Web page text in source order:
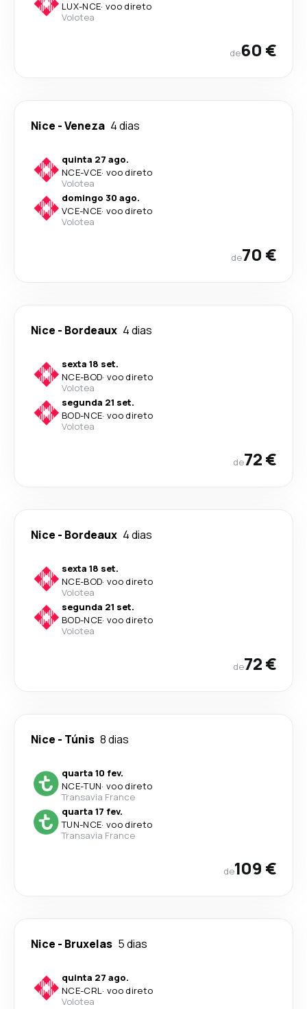
LUX-NCE· voo direto
Volotea
de60 €
Nice -Veneza 4 dias
quinta 27 ago.
NCE-VCE· voo direto
Volotea
domingo 30 ago.
VCE-NCE· voo direto
Volotea
de70 €
Nice - Bordeaux 4 dias
sexta 18 set.
NCE-BOD· voo direto
Volotea
segunda 21 set.
BOD-NCE· voo direto
Volotea
de72 €
Nice - Bordeaux 4 dias
sexta 18 set.
NCE-BOD· voo direto
Volotea
segunda 21 set.
BOD-NCE· voo direto
Volotea
de72 €
Nice - Túnis 8 dias
quarta 10 fev.
NCE-TUN· voo direto
Transavia France
quarta 17 fev.
TUN-NCE· voo direto
Transavia France
de109 €
Nice - Bruxelas 5 dias
quinta 27 ago.
NCE-CRL· voo direto
Volotea